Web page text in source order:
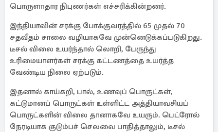
பொருளாதார நிபுணர்கள் எச்சரிக்கின்றனர்.
இந்தியாவின் சரக்கு போக்குவரத்தில் 65 முதல் 70
சதவீதம் சாலை வழியாகவே முன்னெடுக்கப்படுகிறது.
டீசல் விலை உயர்ந்தால் லொறி, பேருந்து
உரிமையாளர்கள் சரக்கு கட்டணத்தை உயர்த்த
வேண்டிய நிலை ஏற்படும்.
இதனால் காய்கறி, பால், உணவுப் பொருட்கள்,
கட்டுமானப் பொருட்கள் உள்ளிட்ட அத்தியாவசியப்
பொருட்களின் விலை தானாகவே உயரும். பெட்ரோல்
நேரடியாக குடும்பச் செலவை பாதித்தாலும், டீசல்